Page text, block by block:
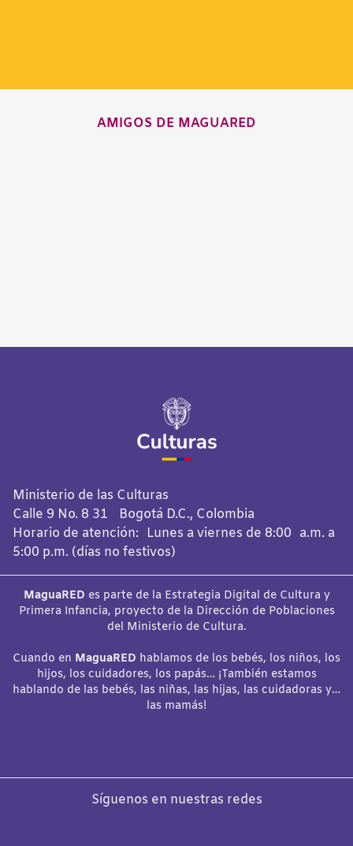
AMIGOS DE MAGUARED
Ministerio de las Culturas
Calle 9 No. 8 31 Bogotá D.C., Colombia
Horario de atención: Lunes a viernes de 8:00 a.m. a
5:00 p.m. (días no festivos)
MaguaRED es parte de la Estrategia Digital de Cultura y
Primera Infancia, proyecto de la Dirección de Poblaciones
del Ministerio de Cultura.
Cuando en MaguaRED hablamos de los bebés, los niños, los
hijos, los cuidadores, los papás… ¡También estamos
hablando de las bebés, las niñas, las hijas, las cuidadoras y…
las mamás!
Síguenos en nuestras redes